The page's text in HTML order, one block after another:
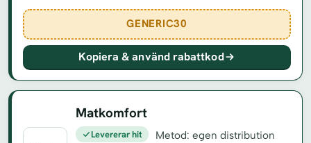
GENERIC30
Kopiera & använd rabattkod
Matkomfort
Levererar hit
Metod: egen distribution